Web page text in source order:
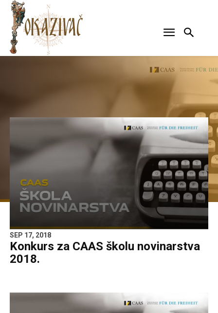
SEP 17, 2018
Konkurs za CAAS školu novinarstva
2018.